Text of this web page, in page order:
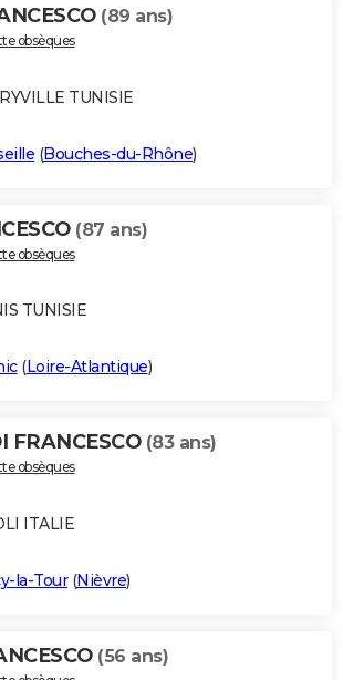
(89 ans)
obsèques
TUNISIE
(Bouches-du-Rhône)
(87 ans)
obsèques
TUNISIE
(Loire-Atlantique)
FRANCESCO (83 ans)
obsèques
ITALIE
la-Tour(Nièvre)
(56 ans)